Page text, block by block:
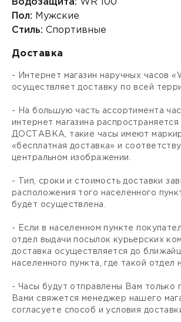
Водозащита: WR 100
Пол: Мужские
Стиль: Спортивные
Доставка
- Интернет магазин наручных часов
осуществляет доставку по всей
- На большую часть ассортимента
интернет магазина
ДОСТАВКА, такие часы имеют
«бесплатная доставка» и
центральном изображении.
- Тип, сроки и стоимость доставки
расположения того населенного
будет осуществлена.
- Если в населенном пункте
отдел выдачи посылок курьерских
доставка осуществляется до
населенного пункта, где такой отдел
- Часы будут отправлены Вам только
Вами свяжется менеджер нашего
согласуете способ и условия